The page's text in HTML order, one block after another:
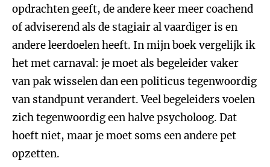
opdrachten geeft, de andere keer meer coachend
of adviserend als de stagiair al vaardiger is en
andere leerdoelen heeft. In mijn boek vergelijk ik
het met carnaval: je moet als begeleider vaker
van pak wisselen dan een politicus tegenwoordig
van standpunt verandert. Veel begeleiders voelen
zich tegenwoordig een halve psycholoog. Dat
hoeft niet, maar je moet soms een andere pet
opzetten.